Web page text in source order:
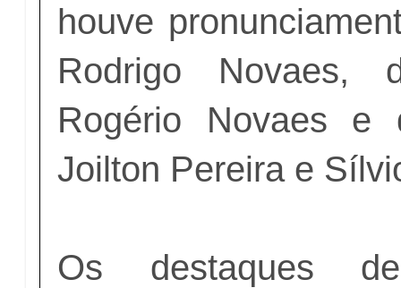
houve
Rodrigo Novaes,
Rogério Novaes e
Joilton Pereira e
Os destaques